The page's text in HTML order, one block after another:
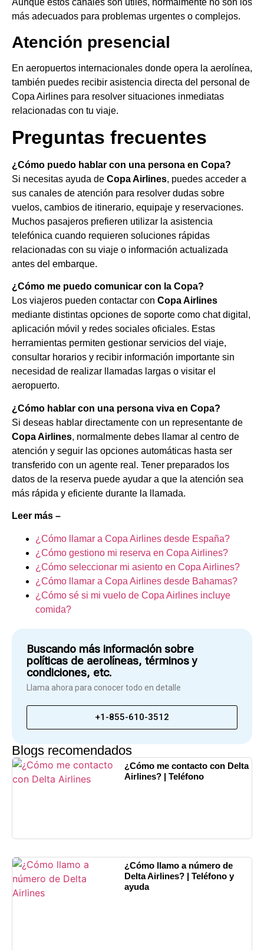
Aunque estos canales son útiles, normalmente no son los
más adecuados para problemas urgentes o complejos.
Atención presencial
En aeropuertos internacionales donde opera la aerolínea,
también puedes recibir asistencia directa del personal de
Copa Airlines para resolver situaciones inmediatas
relacionadas con tu viaje.
Preguntas frecuentes
¿Cómo puedo hablar con una persona en Copa?
Si necesitas ayuda de Copa Airlines, puedes acceder a
sus canales de atención para resolver dudas sobre
vuelos, cambios de itinerario, equipaje y reservaciones.
Muchos pasajeros prefieren utilizar la asistencia
telefónica cuando requieren soluciones rápidas
relacionadas con su viaje o información actualizada
antes del embarque.
¿Cómo me puedo comunicar con la Copa?
Los viajeros pueden contactar con Copa Airlines
mediante distintas opciones de soporte como chat digital,
aplicación móvil y redes sociales oficiales. Estas
herramientas permiten gestionar servicios del viaje,
consultar horarios y recibir información importante sin
necesidad de realizar llamadas largas o visitar el
aeropuerto.
¿Cómo hablar con una persona viva en Copa?
Si deseas hablar directamente con un representante de
Copa Airlines, normalmente debes llamar al centro de
atención y seguir las opciones automáticas hasta ser
transferido con un agente real. Tener preparados los
datos de la reserva puede ayudar a que la atención sea
más rápida y eficiente durante la llamada.
Leer más –
¿Cómo llamar a Copa Airlines desde España?
¿Cómo gestiono mi reserva en Copa Airlines?
¿Cómo seleccionar mi asiento en Copa Airlines?
¿Cómo llamar a Copa Airlines desde Bahamas?
¿Cómo sé si mi vuelo de Copa Airlines incluye
comida?
Buscando más información sobre
políticas de aerolíneas, términos y
condiciones, etc.
Llama ahora para conocer todo en detalle
+1-855-610-3512
Blogs recomendados
¿Cómo me contacto con Delta
Airlines? | Teléfono
¿Cómo llamo a número de
Delta Airlines? | Teléfono y
ayuda